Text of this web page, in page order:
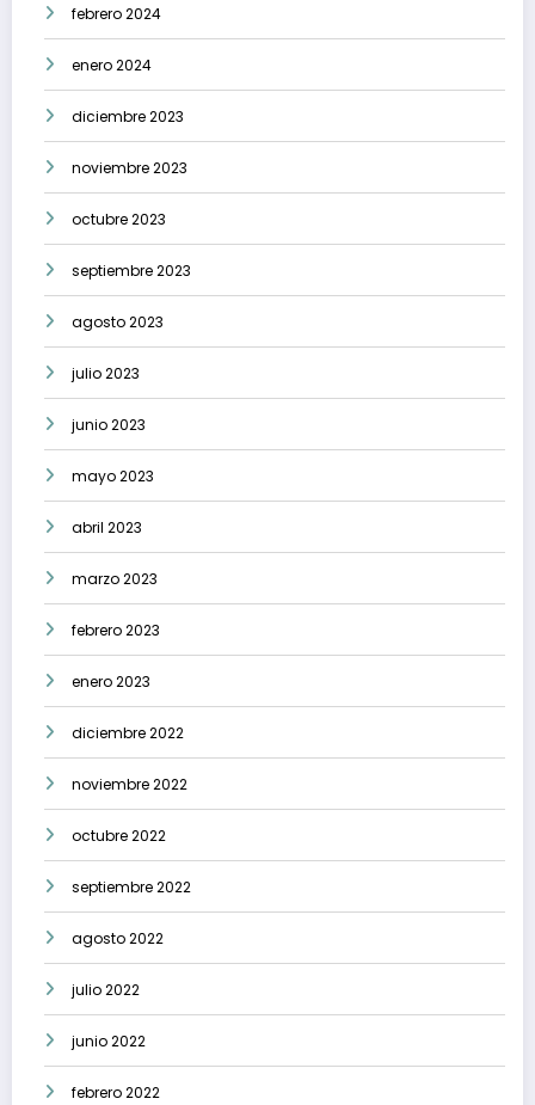
febrero 2024
enero 2024
diciembre 2023
noviembre 2023
octubre 2023
septiembre 2023
agosto 2023
julio 2023
junio 2023
mayo 2023
abril 2023
marzo 2023
febrero 2023
enero 2023
diciembre 2022
noviembre 2022
octubre 2022
septiembre 2022
agosto 2022
julio 2022
junio 2022
febrero 2022